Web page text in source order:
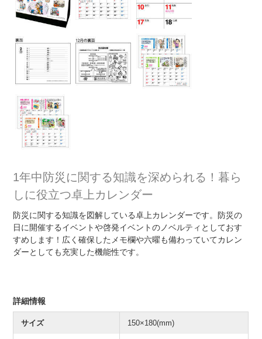
1年中防災に関する知識を深められる！暮ら
しに役立つ卓上カレンダー
防災に関する知識を図解している卓上カレンダーです。防災の
日に開催するイベントや啓発イベントのノベルティとしておす
すめします！広く確保したメモ欄や六曜も備わっていてカレン
ダーとしても充実した機能性です。
詳細情報
サイズ 150×180(mm)